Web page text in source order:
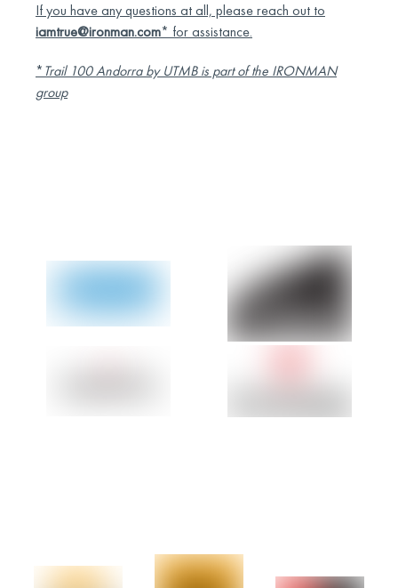
If you have any questions at all, please reach out to
iamtrue@ironman.com* for assistance.
*Trail 100 Andorra by UTMB is part of the IRONMAN
group